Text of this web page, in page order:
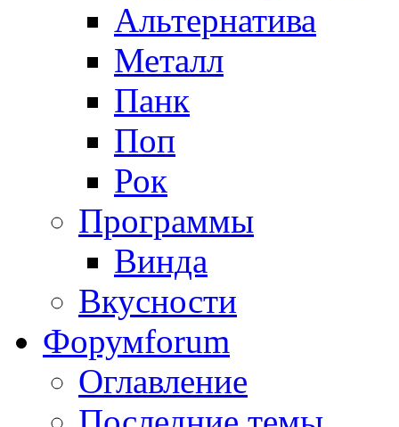
Альтернатива
Металл
Панк
Поп
Рок
Программы
Винда
Вкусности
Форумforum
Оглавление